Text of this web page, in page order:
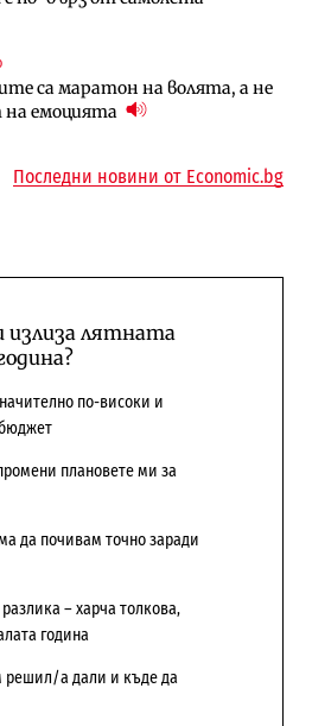
са маратон на волята, а не
емоцията
ще работи само още
седмици, ако сушата продължи
за редки болести
в капан на обществените
Последни новини от Economic.bg
излиза лятната
по-високи и
плановете ми за
да почивам точно заради
– харча толкова,
година
решил/а дали и къде да